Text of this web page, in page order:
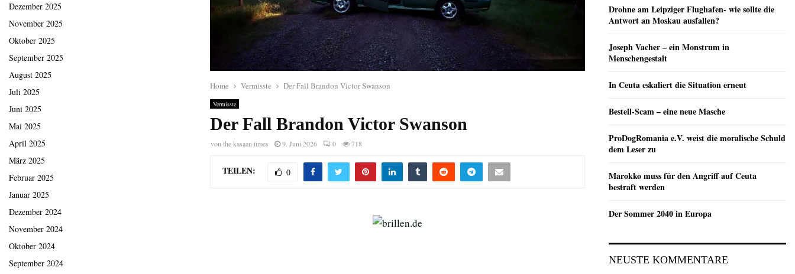
Home Vermisste Der Fall Brandon Victor Swanson
Vermisste
Der Fall Brandon Victor Swanson
von the kasaan times 9. Juni 2026 0 718
TEILEN: 0
Dezember 2025
November 2025
Oktober 2025
September 2025
August 2025
Juli 2025
Juni 2025
Mai 2025
April 2025
März 2025
Februar 2025
Januar 2025
Dezember 2024
November 2024
Oktober 2024
September 2024
Drohne am Leipziger Flughafen- wie sollte die
Antwort an Moskau ausfallen?
Joseph Vacher – ein Monstrum in
Menschengestalt
In Ceuta eskaliert die Situation erneut
Bestell-Scam – eine neue Masche
ProDogRomania e.V. weist die moralische Schuld
dem Leser zu
Marokko muss für den Angriff auf Ceuta
bestraft werden
Der Sommer 2040 in Europa
NEUSTE KOMMENTARE